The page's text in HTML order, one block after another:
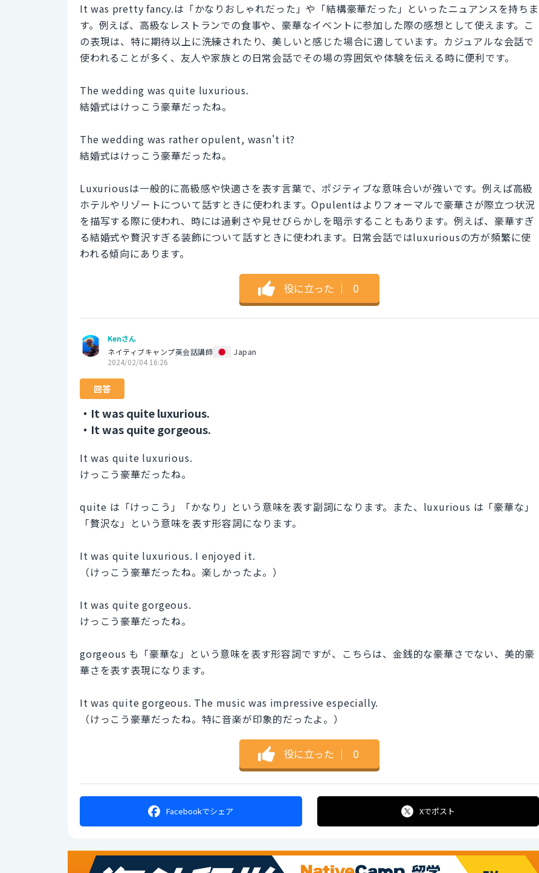
It was pretty fancy.は「かなりおしゃれだった」や「結構豪華だった」といったニュアンスを持ちま
す。例えば、高級なレストランでの食事や、豪華なイベントに参加した際の感想として使えます。こ
の表現は、特に期待以上に洗練されたり、美しいと感じた場合に適しています。カジュアルな会話で
使われることが多く、友人や家族との日常会話でその場の雰囲気や体験を伝える時に便利です。
The wedding was quite luxurious.
結婚式はけっこう豪華だったね。
The wedding was rather opulent, wasn't it?
結婚式はけっこう豪華だったね。
Luxuriousは一般的に高級感や快適さを表す言葉で、ポジティブな意味合いが強いです。例えば高級
ホテルやリゾートについて話すときに使われます。Opulentはよりフォーマルで豪華さが際立つ状況
を描写する際に使われ、時には過剰さや見せびらかしを暗示することもあります。例えば、豪華すぎ
る結婚式や贅沢すぎる装飾について話すときに使われます。日常会話ではluxuriousの方が頻繁に使
われる傾向にあります。
役に立った ｜ 0
Kenさん
ネイティブキャンプ英会話講師
Japan
2024/02/04 16:26
回答
・It was quite luxurious.
・It was quite gorgeous.
It was quite luxurious.
けっこう豪華だったね。
quite は「けっこう」「かなり」という意味を表す副詞になります。また、luxurious は「豪華な」
「贅沢な」という意味を表す形容詞になります。
It was quite luxurious. I enjoyed it.
（けっこう豪華だったね。楽しかったよ。）
It was quite gorgeous.
けっこう豪華だったね。
gorgeous も「豪華な」という意味を表す形容詞ですが、こちらは、金銭的な豪華さでない、美的豪
華さを表す表現になります。
It was quite gorgeous. The music was impressive especially.
（けっこう豪華だったね。特に音楽が印象的だったよ。）
役に立った ｜ 0
Facebookでシェア Xでポスト